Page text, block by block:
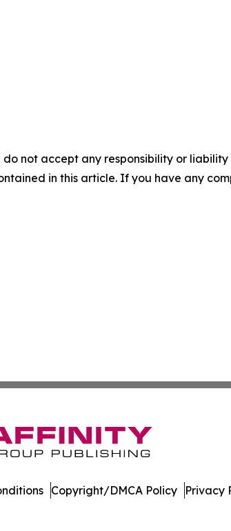
not accept any responsibility or
in this article. If you have any
Copyright/DMCA Policy Privacy